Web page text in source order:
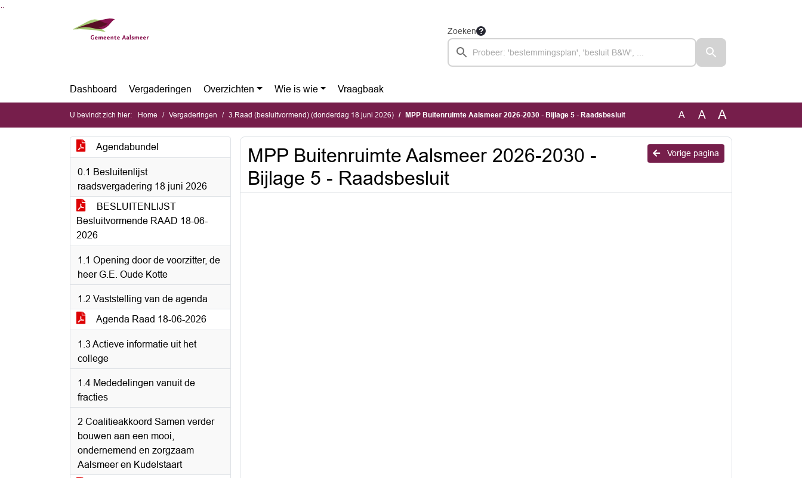
Zoeken
Dashboard Vergaderingen Overzichten Wie is wie Vraagbaak
U bevindt zich hier: Home Vergaderingen 3.Raad (besluitvormend) (donderdag 18 juni 2026) MPP Buitenruimte Aalsmeer 2026-2030 - Bijlage 5 - Raadsbesluit A A A
Agendabundel
0.1 Besluitenlijst
raadsvergadering 18 juni 2026
BESLUITENLIJST
Besluitvormende RAAD 18-06-
2026
1.1 Opening door de voorzitter, de
heer G.E. Oude Kotte
1.2 Vaststelling van de agenda
Agenda Raad 18-06-2026
1.3 Actieve informatie uit het
college
1.4 Mededelingen vanuit de
fracties
2 Coalitieakkoord Samen verder
bouwen aan een mooi,
ondernemend en zorgzaam
Aalsmeer en Kudelstaart
Vorige pagina
MPP Buitenruimte Aalsmeer 2026-2030 -
Bijlage 5 - Raadsbesluit